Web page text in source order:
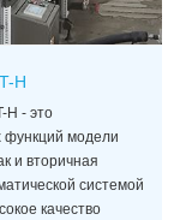
H
H - это
функций модели
и вторичная
системой
качество